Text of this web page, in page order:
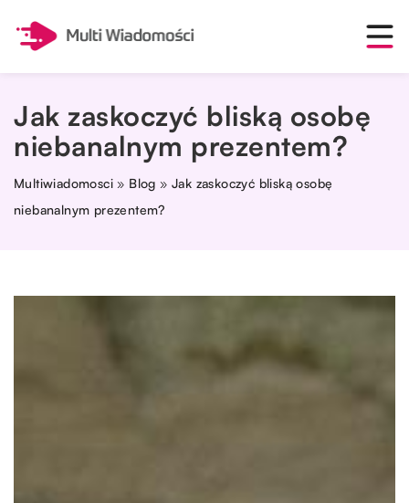
Jak zaskoczyć bliską osobę
niebanalnym prezentem?
Multiwiadomosci » Blog »Jak zaskoczyć bliską osobę
niebanalnym prezentem?